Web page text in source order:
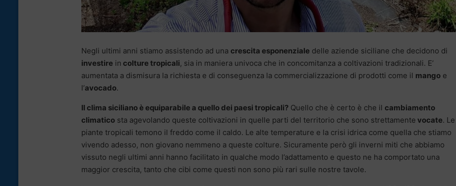
Negli ultimi anni stiamo assistendo ad una crescita esponenziale delle aziende siciliane che decidono di
investire in colture tropicali, sia in maniera univoca che in concomitanza a coltivazioni tradizionali. E’
aumentata a dismisura la richiesta e di conseguenza la commercializzazione di prodotti come il mango e
l’avocado.
Il clima siciliano è equiparabile a quello dei paesi tropicali? Quello che è certo è che il cambiamento
climatico sta agevolando queste coltivazioni in quelle parti del territorio che sono strettamente vocate. Le
piante tropicali temono il freddo come il caldo. Le alte temperature e la crisi idrica come quella che stiamo
vivendo adesso, non giovano nemmeno a queste colture. Sicuramente però gli inverni miti che abbiamo
vissuto negli ultimi anni hanno facilitato in qualche modo l’adattamento e questo ne ha comportato una
maggior crescita, tanto che cibi come questi non sono più rari sulle nostre tavole.